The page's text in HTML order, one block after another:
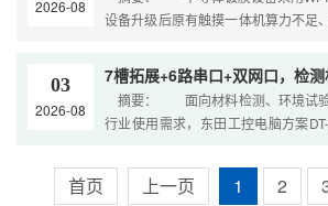
2026-08
设备升级后原有触摸一体机算力不足
03
2026-08
摘要： 面向材料检测、环境试验
行业使用需求，东田工控电脑方案
首页 上一页 1 2